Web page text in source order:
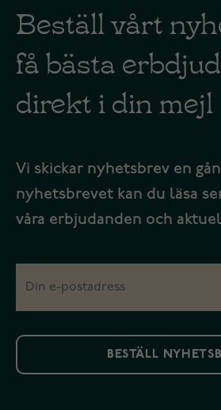
Beställ vårt
få bästa
direkt i din mejl
Vi skickar nyhetsbrev en
nyhetsbrevet kan du läsa
våra erbjudanden och
BESTÄLL